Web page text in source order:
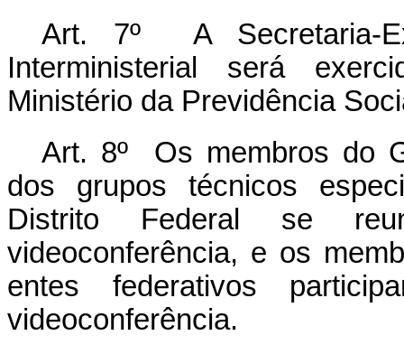
Art. 7º A Secretaria-
Interministerial será
Ministério da Previdência
Art. 8º Os membros do
dos grupos técnicos
Distrito Federal se
videoconferência, e os
entes federativos
videoconferência.